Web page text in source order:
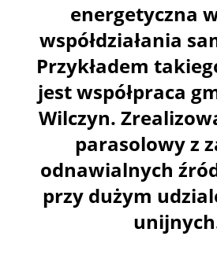
energetyczna
współdziałania
Przykładem
jest współpraca
Wilczyn.
parasolowy z
odnawialnych
przy dużym